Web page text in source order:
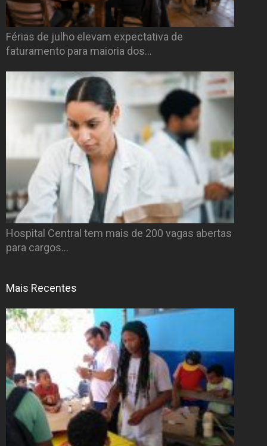
Férias de julho elevam expectativa de
faturamento para maioria dos…
Hospital Central tem mais de 200 vagas abertas
para cargos…
Mais Recentes